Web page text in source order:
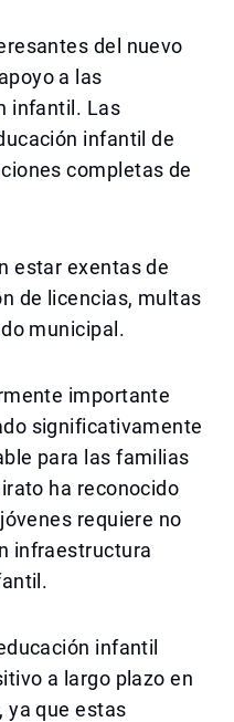
del nuevo
a las
infantil. Las
infantil de
completas de
estar exentas de
de licencias, multas
municipal.
importante
significativamente
para las familias
ha reconocido
requiere no
infraestructura
infantil
a largo plazo en
ya que estas